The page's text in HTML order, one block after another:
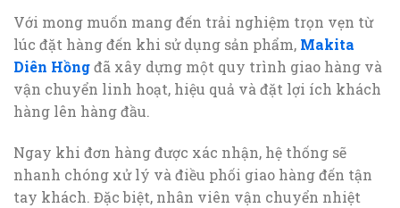
Với mong muốn mang đến trải nghiệm trọn vẹn từ
lúc đặt hàng đến khi sử dụng sản phẩm, Makita
Diên Hồngđã xây dựng một quy trình giao hàng và
vận chuyển linh hoạt, hiệu quả và đặt lợi ích khách
hàng lên hàng đầu.
Ngay khi đơn hàng được xác nhận, hệ thống sẽ
nhanh chóng xử lý và điều phối giao hàng đến tận
tay khách. Đặc biệt, nhân viên vận chuyển nhiệt